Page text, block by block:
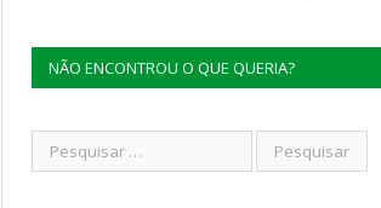
NÃO ENCONTROU O QUE QUERIA?